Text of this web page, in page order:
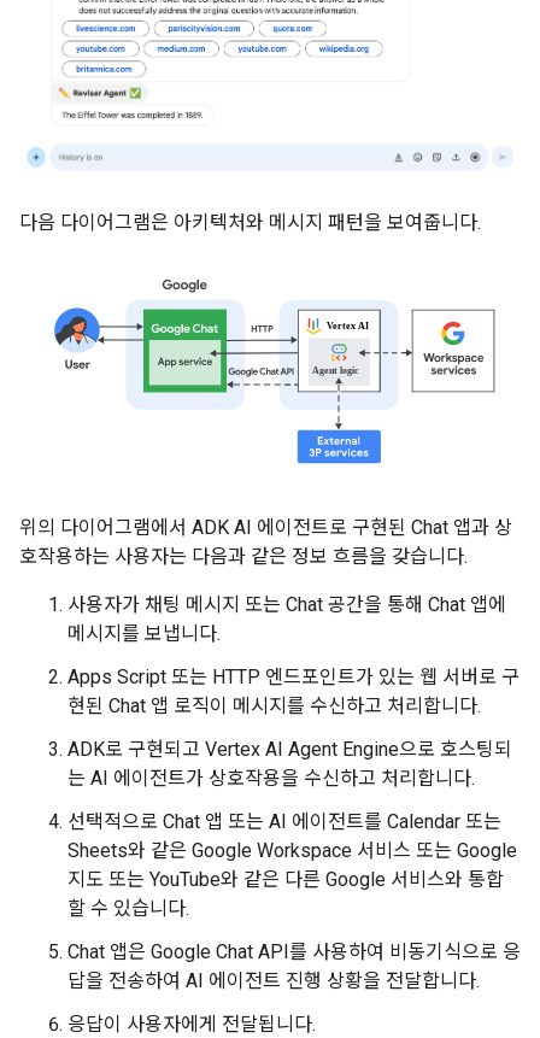
다음 다이어그램은 아키텍처와 메시지 패턴을 보여줍니다.
위의 다이어그램에서 ADK AI 에이전트로 구현된 Chat 앱과 상
호작용하는 사용자는 다음과 같은 정보 흐름을 갖습니다.
사용자가 채팅 메시지 또는 Chat 공간을 통해 Chat 앱에
메시지를 보냅니다.
Apps Script 또는 HTTP 엔드포인트가 있는 웹 서버로 구
현된 Chat 앱 로직이 메시지를 수신하고 처리합니다.
ADK로 구현되고 Vertex AI Agent Engine으로 호스팅되
는 AI 에이전트가 상호작용을 수신하고 처리합니다.
선택적으로 Chat 앱 또는 AI 에이전트를 Calendar 또는
Sheets와 같은 Google Workspace 서비스 또는 Google
지도 또는 YouTube와 같은 다른 Google 서비스와 통합
할 수 있습니다.
Chat 앱은 Google Chat API를 사용하여 비동기식으로 응
답을 전송하여 AI 에이전트 진행 상황을 전달합니다.
응답이 사용자에게 전달됩니다.